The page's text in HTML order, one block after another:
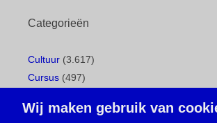
Categorieën
Cultuur (3.617)
Cursus (497)
Gemeentepagina(104)
Wij maken gebruik van